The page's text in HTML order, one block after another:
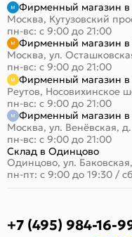
Фирменный магазин в
Москва, Кутузовский
пн-вс: с 9:00 до 21:00
Фирменный магазин
Москва, ул.
пн-вс: с 9:00 до 21:00
Фирменный магазин в
Реутов, Носовихинское
пн-вс: с 9:00 до 21:00
Фирменный магазин в
Москва, ул. Венёвская,
пн-вс: с 9:00 до 21:00
Склад в Одинцово
Одинцово, ул.
пн-пт: с 9:00 до 19:30 /
+7 (495) 984-16-